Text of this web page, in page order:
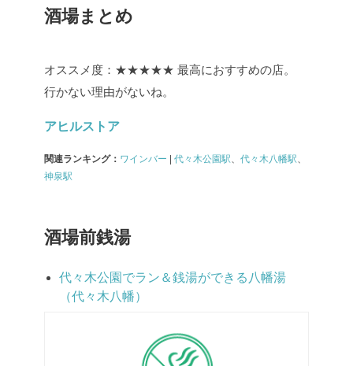
酒場まとめ
オススメ度：★★★★★ 最高におすすめの店。
行かない理由がないね。
アヒルストア
関連ランキング： ワインバー | 代々木公園駅 代々木八幡駅
神泉駅
酒場前銭湯
代々木公園でラン＆銭湯ができる八幡湯
（代々木八幡）